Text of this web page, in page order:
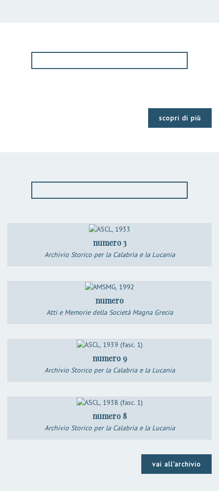
scopri di più
numero 3
Archivio Storico per la Calabria e la Lucania
numero
Atti e Memorie della Società Magna Grecia
numero 9
Archivio Storico per la Calabria e la Lucania
numero 8
Archivio Storico per la Calabria e la Lucania
vai all'archivio